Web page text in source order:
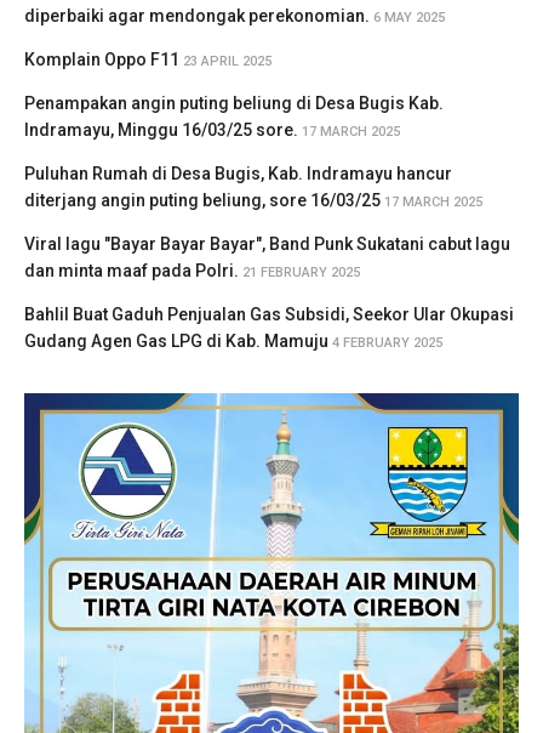
diperbaiki agar mendongak perekonomian. 6 MAY 2025
Komplain Oppo F11 23 APRIL 2025
Penampakan angin puting beliung di Desa Bugis Kab.
Indramayu, Minggu 16/03/25 sore. 17 MARCH 2025
Puluhan Rumah di Desa Bugis, Kab. Indramayu hancur
diterjang angin puting beliung, sore 16/03/25 17 MARCH 2025
Viral lagu "Bayar Bayar Bayar", Band Punk Sukatani cabut lagu
dan minta maaf pada Polri. 21 FEBRUARY 2025
Bahlil Buat Gaduh Penjualan Gas Subsidi, Seekor Ular Okupasi
Gudang Agen Gas LPG di Kab. Mamuju 4 FEBRUARY 2025